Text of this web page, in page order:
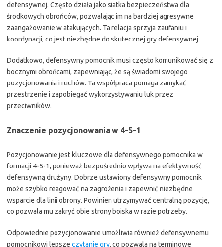
defensywnej. Często działa jako siatka bezpieczeństwa dla
środkowych obrońców, pozwalając im na bardziej agresywne
zaangażowanie w atakujących. Ta relacja sprzyja zaufaniu i
koordynacji, co jest niezbędne do skutecznej gry defensywnej.
Dodatkowo, defensywny pomocnik musi często komunikować się z
bocznymi obrońcami, zapewniając, że są świadomi swojego
pozycjonowania i ruchów. Ta współpraca pomaga zamykać
przestrzenie i zapobiegać wykorzystywaniu luk przez
przeciwników.
Znaczenie pozycjonowania w 4-5-1
Pozycjonowanie jest kluczowe dla defensywnego pomocnika w
formacji 4-5-1, ponieważ bezpośrednio wpływa na efektywność
defensywną drużyny. Dobrze ustawiony defensywny pomocnik
może szybko reagować na zagrożenia i zapewnić niezbędne
wsparcie dla linii obrony. Powinien utrzymywać centralną pozycję,
co pozwala mu zakryć obie strony boiska w razie potrzeby.
Odpowiednie pozycjonowanie umożliwia również defensywnemu
pomocnikowi lepsze czytanie gry, co pozwala na terminowe